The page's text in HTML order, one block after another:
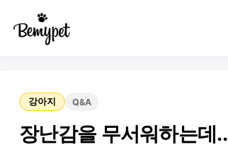
강아지 Q&A
장난감을 무서워하는데..